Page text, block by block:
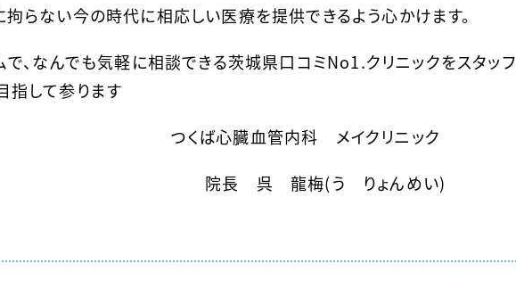
らない今の時代に相応しい医療を提供できるよう心かけます。
で、なんでも気軽に相談できる茨城県口コミNo1.クリニックをスタッフ
指して参ります
臓血管内科 メイクリニック
龍梅(う りょんめい)